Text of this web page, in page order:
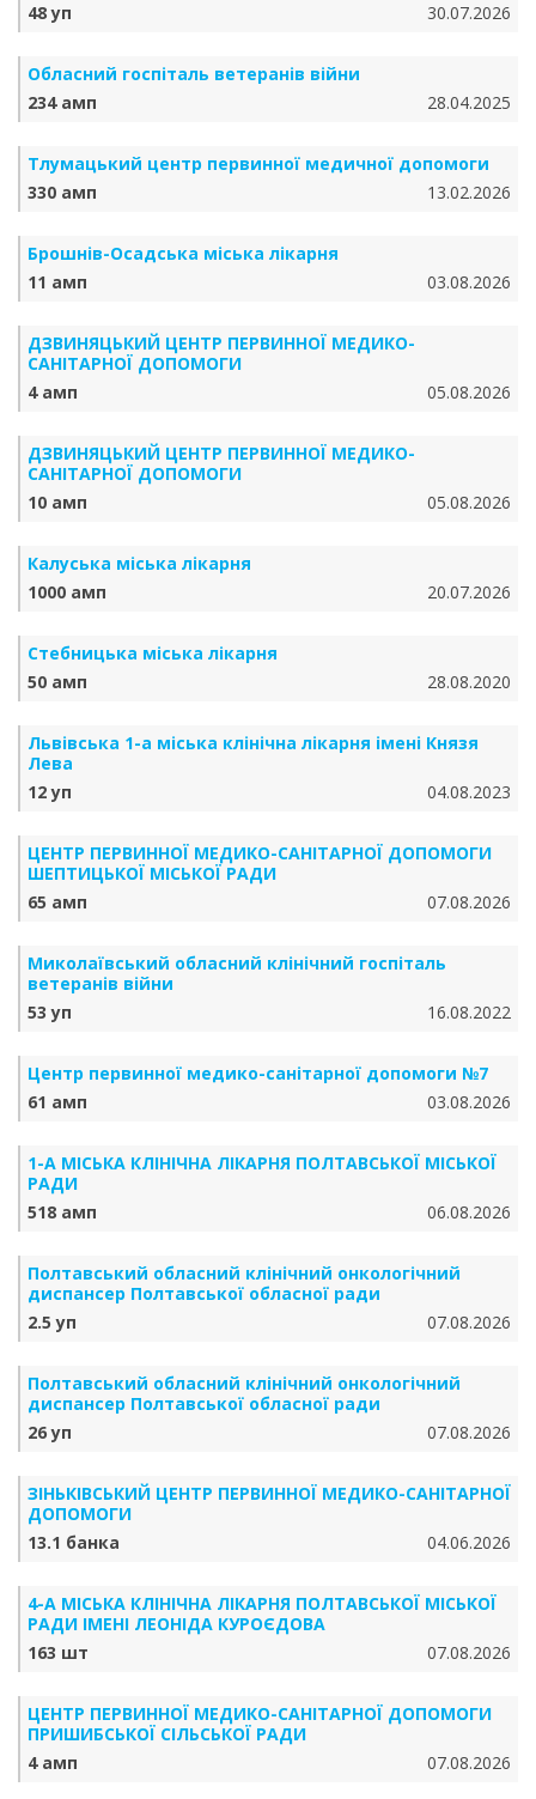
48 уп
30.07.2026
Обласний госпіталь ветеранів війни
234 амп
28.04.2025
Тлумацький центр первинної медичної допомоги
330 амп
13.02.2026
Брошнів-Осадська міська лікарня
11 амп
03.08.2026
ДЗВИНЯЦЬКИЙ ЦЕНТР ПЕРВИННОЇ МЕДИКО-
САНІТАРНОЇ ДОПОМОГИ
4 амп
05.08.2026
ДЗВИНЯЦЬКИЙ ЦЕНТР ПЕРВИННОЇ МЕДИКО-
САНІТАРНОЇ ДОПОМОГИ
10 амп
05.08.2026
Калуська міська лікарня
1000 амп
20.07.2026
Стебницька міська лікарня
50 амп
28.08.2020
Львівська 1-а міська клінічна лікарня імені Князя
Лева
12 уп
04.08.2023
ЦЕНТР ПЕРВИННОЇ МЕДИКО-САНІТАРНОЇ ДОПОМОГИ
ШЕПТИЦЬКОЇ МІСЬКОЇ РАДИ
65 амп
07.08.2026
Миколаївський обласний клінічний госпіталь
ветеранів війни
53 уп
16.08.2022
Центр первинної медико-санітарної допомоги №7
61 амп
03.08.2026
1-А МІСЬКА КЛІНІЧНА ЛІКАРНЯ ПОЛТАВСЬКОЇ МІСЬКОЇ
РАДИ
518 амп
06.08.2026
Полтавський обласний клінічний онкологічний
диспансер Полтавської обласної ради
2.5 уп
07.08.2026
Полтавський обласний клінічний онкологічний
диспансер Полтавської обласної ради
26 уп
07.08.2026
ЗІНЬКІВСЬКИЙ ЦЕНТР ПЕРВИННОЇ МЕДИКО-САНІТАРНОЇ
ДОПОМОГИ
13.1 банка
04.06.2026
4-А МІСЬКА КЛІНІЧНА ЛІКАРНЯ ПОЛТАВСЬКОЇ МІСЬКОЇ
РАДИ ІМЕНІ ЛЕОНІДА КУРОЄДОВА
163 шт
07.08.2026
ЦЕНТР ПЕРВИННОЇ МЕДИКО-САНІТАРНОЇ ДОПОМОГИ
ПРИШИБСЬКОЇ СІЛЬСЬКОЇ РАДИ
4 амп
07.08.2026